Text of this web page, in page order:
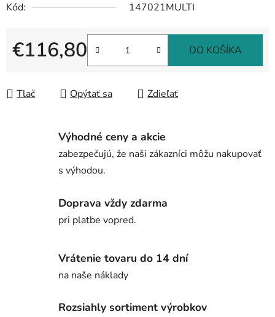
Kód:
147021MULTI
€116,80 DO KOŠÍKA
Tlač Opýtať sa Zdieľať
Výhodné ceny a akcie
zabezpečujú, že naši zákazníci môžu nakupovať
s výhodou.
Doprava vždy zdarma
pri platbe vopred.
Vrátenie tovaru do 14 dní
na naše náklady
Rozsiahly sortiment výrobkov